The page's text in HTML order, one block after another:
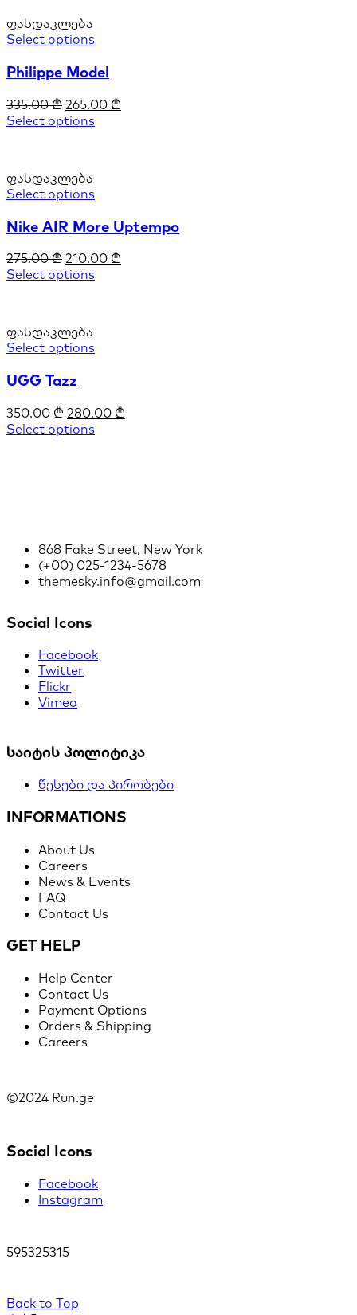
ფასდაკლება
Select options
Philippe Model
335.00₾ 265.00 ₾
Select options
ფასდაკლება
Select options
Nike AIR More Uptempo
275.00₾ 210.00 ₾
Select options
ფასდაკლება
Select options
UGG Tazz
350.00₾ 280.00 ₾
Select options
868 Fake Street, New York
(+00) 025-1234-5678
themesky.info@gmail.com
Social Icons
Facebook
Twitter
Flickr
Vimeo
საიტის პოლიტიკა
წესები და პირობები
INFORMATIONS
About Us
Careers
News & Events
FAQ
Contact Us
GET HELP
Help Center
Contact Us
Payment Options
Orders & Shipping
Careers
©2024 Run.ge
Social Icons
Facebook
Instagram
595325315
Back to Top